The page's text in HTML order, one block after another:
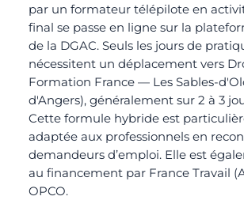
par un formateur télépilote en
final se passe en ligne sur la
de la DGAC. Seuls les jours de
nécessitent un déplacement vers
Formation France — Les Sables-
d'Angers), généralement sur 2 à 3
Cette formule hybride est
adaptée aux professionnels en
demandeurs d’emploi. Elle est
au financement par France Travail
OPCO.